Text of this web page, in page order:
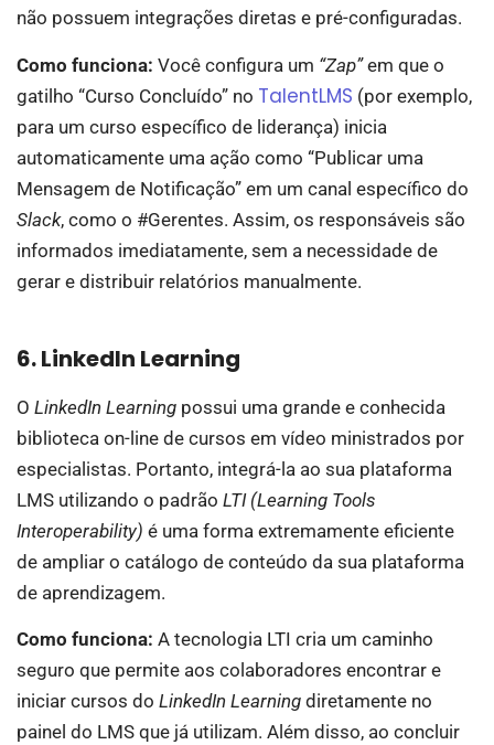
não possuem integrações diretas e pré-configuradas.
Como funciona: Você configura um “Zap”em que o
gatilho “Curso Concluído” no TalentLMS (por exemplo,
para um curso específico de liderança) inicia
automaticamente uma ação como “Publicar uma
Mensagem de Notificação” em um canal específico do
Slack, como o #Gerentes. Assim, os responsáveis são
informados imediatamente, sem a necessidade de
gerar e distribuir relatórios manualmente.
6. LinkedIn Learning
O LinkedIn Learning possui uma grande e conhecida
biblioteca on-line de cursos em vídeo ministrados por
especialistas. Portanto, integrá-la ao sua plataforma
LMS utilizando o padrão LTI (Learning Tools
Interoperability) é uma forma extremamente eficiente
de ampliar o catálogo de conteúdo da sua plataforma
de aprendizagem.
Como funciona: A tecnologia LTI cria um caminho
seguro que permite aos colaboradores encontrar e
iniciar cursos do LinkedIn Learning diretamente no
painel do LMS que já utilizam. Além disso, ao concluir